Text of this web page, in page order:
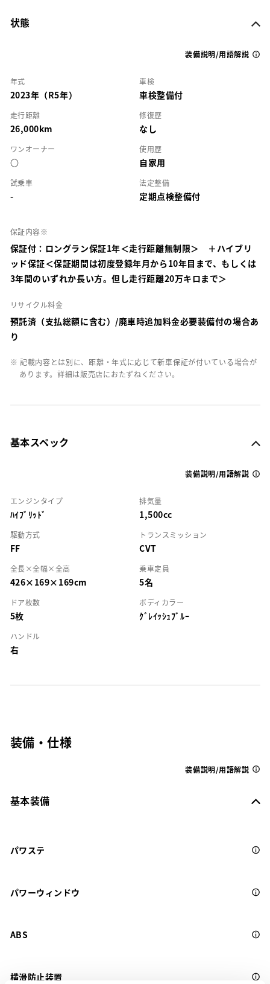
状態
装備説明/用語解説
年式
2023年（R5年）
車検
車検整備付
走行距離
26,000km
修復歴
なし
ワンオーナー
○
使用歴
自家用
試乗車
-
法定整備
定期点検整備付
保証内容※
保証付：ロングラン保証1年＜走行距離無制限＞ ＋ハイブリ
ッド保証＜保証期間は初度登録年月から10年目まで、もしくは
3年間のいずれか長い方。但し走行距離20万キロまで＞
リサイクル料金
預託済（支払総額に含む）/廃車時追加料金必要装備付の場合あ
り
※ 記載内容とは別に、距離・年式に応じて新車保証が付いている場合が
あります。詳細は販売店におたずねください。
基本スペック
装備説明/用語解説
エンジンタイプ
ﾊｲﾌﾞﾘｯﾄﾞ
排気量
1,500cc
駆動方式
FF
トランスミッション
CVT
全長×全幅×全高
426×169×169cm
乗車定員
5名
ドア枚数
5枚
ボディカラー
ｸﾞﾚｲｯｼｭﾌﾞﾙｰ
ハンドル
右
装備・仕様
装備説明/用語解説
基本装備
パワステ
パワーウィンドウ
ABS
横滑防止装置